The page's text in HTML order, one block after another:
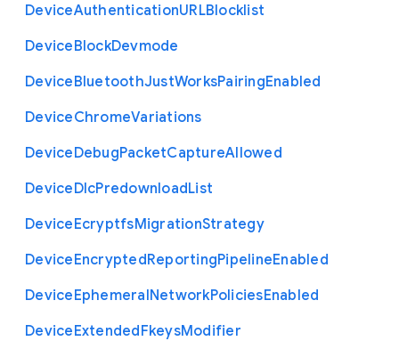
DeviceAuthenticationURLBlocklist
DeviceBlockDevmode
DeviceBluetoothJustWorksPairingEnabled
DeviceChromeVariations
DeviceDebugPacketCaptureAllowed
DeviceDlcPredownloadList
DeviceEcryptfsMigrationStrategy
DeviceEncryptedReportingPipelineEnabled
DeviceEphemeralNetworkPoliciesEnabled
DeviceExtendedFkeysModifier